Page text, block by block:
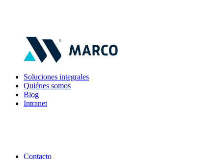
Soluciones integrales
Quiénes somos
Blog
Intranet
Contacto